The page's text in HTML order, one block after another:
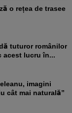
acest lucru în...
cât mai naturală”